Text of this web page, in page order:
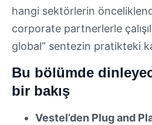
hangi sektörlerin
corporate partnerlerle
global” sentezin pratikteki
Bu bölümde
bir bakış
Vestel’den Plug and